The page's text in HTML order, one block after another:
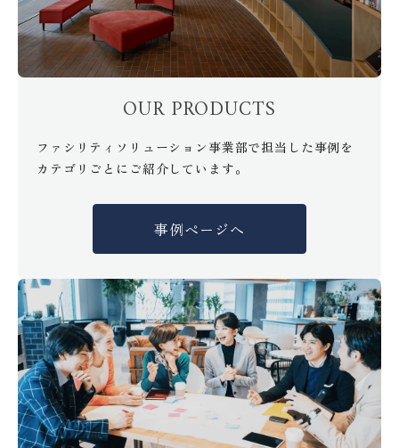
OUR PRODUCTS
ファシリティソリューション事業部で担当した事例を
カテゴリごとにご紹介しています。
事例ページへ